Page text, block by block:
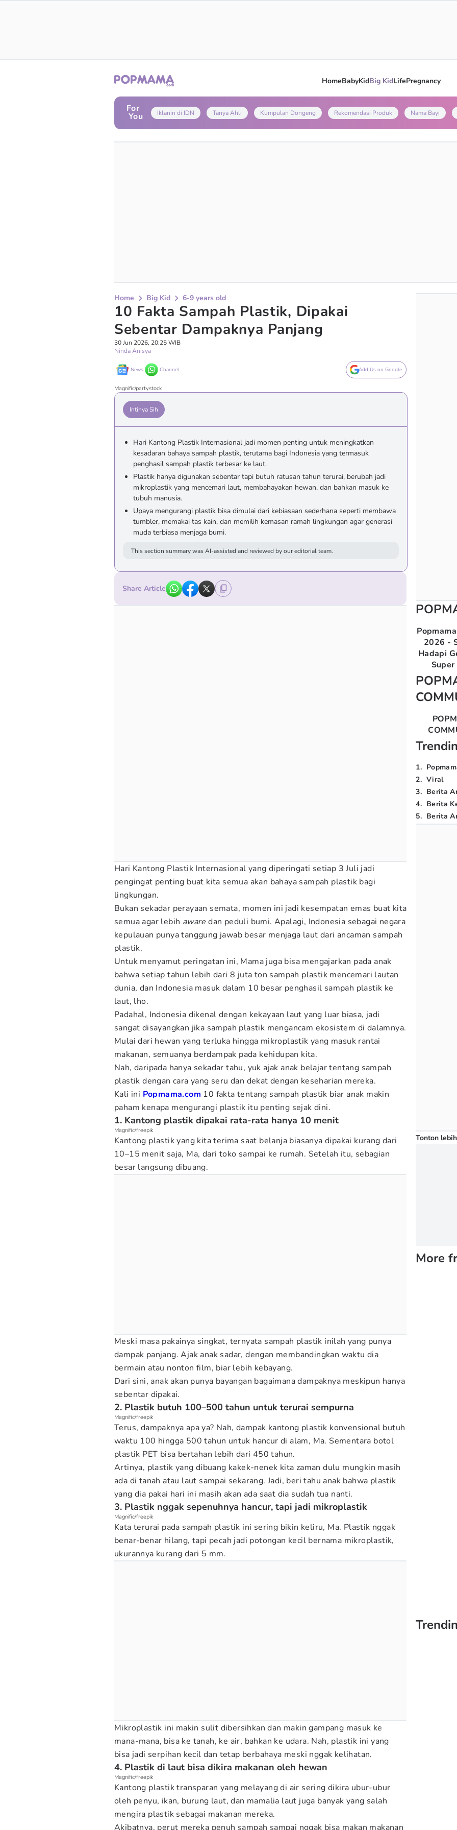
HomeBabyKidBig KidLifePregnancy
For
You Iklanin di IDN Tanya Ahli Kumpulan Dongeng Rekomendasi Produk Nama Bayi
Home Big Kid 6-9 years old
10 Fakta Sampah Plastik, Dipakai
Sebentar Dampaknya Panjang
30 Jun 2026, 20:25 WIB
Ninda Anisya
News Channel Add Us on Google
Magnific/partystock
Intinya Sih
Hari Kantong Plastik Internasional jadi momen penting untuk meningkatkan
kesadaran bahaya sampah plastik, terutama bagi Indonesia yang termasuk
penghasil sampah plastik terbesar ke laut.
Plastik hanya digunakan sebentar tapi butuh ratusan tahun terurai, berubah jadi
mikroplastik yang mencemari laut, membahayakan hewan, dan bahkan masuk ke
tubuh manusia.
Upaya mengurangi plastik bisa dimulai dari kebiasaan sederhana seperti membawa
tumbler, memakai tas kain, dan memilih kemasan ramah lingkungan agar generasi
muda terbiasa menjaga bumi.
This section summary was AI-assisted and reviewed by our editorial team.
Share Article
Hari Kantong Plastik Internasional yang diperingati setiap 3 Juli jadi
pengingat penting buat kita semua akan bahaya sampah plastik bagi
lingkungan.
Bukan sekadar perayaan semata, momen ini jadi kesempatan emas buat kita
semua agar lebih awaredan peduli bumi. Apalagi, Indonesia sebagai negara
kepulauan punya tanggung jawab besar menjaga laut dari ancaman sampah
plastik.
Untuk menyamut peringatan ini, Mama juga bisa mengajarkan pada anak
bahwa setiap tahun lebih dari 8 juta ton sampah plastik mencemari lautan
dunia, dan Indonesia masuk dalam 10 besar penghasil sampah plastik ke
laut, lho.
Padahal, Indonesia dikenal dengan kekayaan laut yang luar biasa, jadi
sangat disayangkan jika sampah plastik mengancam ekosistem di dalamnya.
Mulai dari hewan yang terluka hingga mikroplastik yang masuk rantai
makanan, semuanya berdampak pada kehidupan kita.
Nah, daripada hanya sekadar tahu, yuk ajak anak belajar tentang sampah
plastik dengan cara yang seru dan dekat dengan keseharian mereka.
Kali ini Popmama.com 10 fakta tentang sampah plastik biar anak makin
paham kenapa mengurangi plastik itu penting sejak dini.
1. Kantong plastik dipakai rata-rata hanya 10 menit
Magnific/freepik
Kantong plastik yang kita terima saat belanja biasanya dipakai kurang dari
10–15 menit saja, Ma, dari toko sampai ke rumah. Setelah itu, sebagian
besar langsung dibuang.
Meski masa pakainya singkat, ternyata sampah plastik inilah yang punya
dampak panjang. Ajak anak sadar, dengan membandingkan waktu dia
bermain atau nonton film, biar lebih kebayang.
Dari sini, anak akan punya bayangan bagaimana dampaknya meskipun hanya
sebentar dipakai.
2. Plastik butuh 100–500 tahun untuk terurai sempurna
Magnific/freepik
Terus, dampaknya apa ya? Nah, dampak kantong plastik konvensional butuh
waktu 100 hingga 500 tahun untuk hancur di alam, Ma. Sementara botol
plastik PET bisa bertahan lebih dari 450 tahun.
Artinya, plastik yang dibuang kakek-nenek kita zaman dulu mungkin masih
ada di tanah atau laut sampai sekarang. Jadi, beri tahu anak bahwa plastik
yang dia pakai hari ini masih akan ada saat dia sudah tua nanti.
3. Plastik nggak sepenuhnya hancur, tapi jadi mikroplastik
Magnific/freepik
Kata terurai pada sampah plastik ini sering bikin keliru, Ma. Plastik nggak
benar-benar hilang, tapi pecah jadi potongan kecil bernama mikroplastik,
ukurannya kurang dari 5 mm.
Mikroplastik ini makin sulit dibersihkan dan makin gampang masuk ke
mana-mana, bisa ke tanah, ke air, bahkan ke udara. Nah, plastik ini yang
bisa jadi serpihan kecil dan tetap berbahaya meski nggak kelihatan.
4. Plastik di laut bisa dikira makanan oleh hewan
Magnific/freepik
Kantong plastik transparan yang melayang di air sering dikira ubur-ubur
oleh penyu, ikan, burung laut, dan mamalia laut juga banyak yang salah
mengira plastik sebagai makanan mereka.
Akibatnya, perut mereka penuh sampah sampai nggak bisa makan makanan
2026 -
Hadapi
1.
2. Viral
3. Berita
4. Berita
5. Berita
Tonton
More